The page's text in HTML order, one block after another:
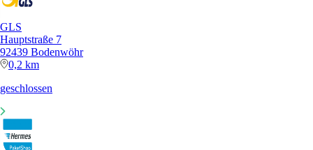
GLS
Hauptstraße 7
92439 Bodenwöhr
0,2 km
geschlossen